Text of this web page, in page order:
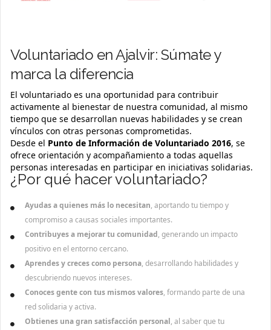
Voluntariado en Ajalvir: Súmate y
marca la diferencia
El voluntariado es una oportunidad para contribuir
activamente al bienestar de nuestra comunidad, al mismo
tiempo que se desarrollan nuevas habilidades y se crean
vínculos con otras personas comprometidas.
Desde el Punto de Información de Voluntariado 2016, se
ofrece orientación y acompañamiento a todas aquellas
personas interesadas en participar en iniciativas solidarias.
¿Por qué hacer voluntariado?
Ayudas a quienes más lo necesitan, aportando tu tiempo y
compromiso a causas sociales importantes.
Contribuyes a mejorar tu comunidad, generando un impacto
positivo en el entorno cercano.
Aprendes y creces como persona, desarrollando habilidades y
descubriendo nuevos intereses.
Conoces gente con tus mismos valores, formando parte de una
red solidaria y activa.
Obtienes una gran satisfacción personal, al saber que tu